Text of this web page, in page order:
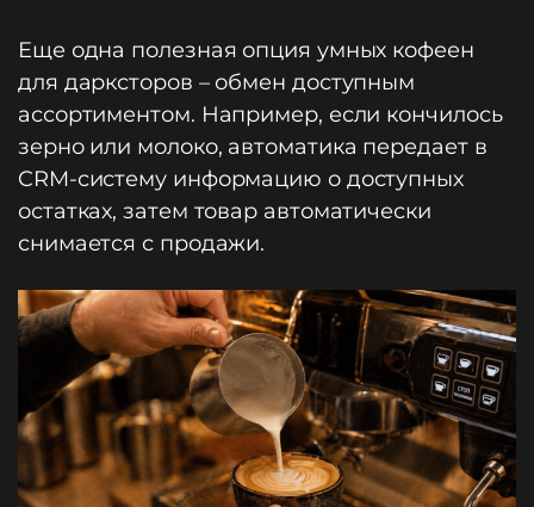
Еще одна полезная опция умных кофеен
для дарксторов – обмен доступным
ассортиментом. Например, если кончилось
зерно или молоко, автоматика передает в
CRM-систему информацию о доступных
остатках, затем товар автоматически
снимается с продажи.